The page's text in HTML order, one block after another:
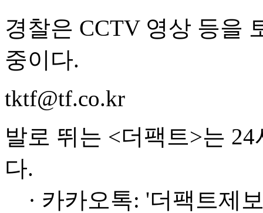
경찰은 CCTV 영상 등을
중이다.
tktf@tf.co.kr
발로 뛰는 <더팩트>는
다.
· 카카오톡: '더팩트제